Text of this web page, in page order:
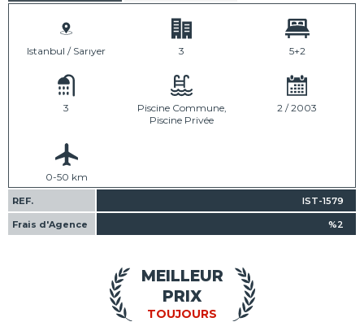
Istanbul / Sarıyer 3 5+2
3
Piscine Commune,
Piscine Privée
2 / 2003
0-50 km
REF. IST-1579
Frais d'Agence %2
TOUJOURS
MEILLEUR
PRIX